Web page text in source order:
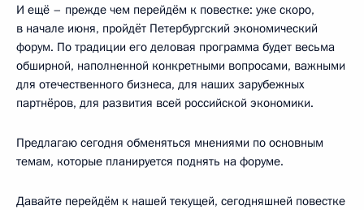
И ещё – прежде чем перейдём к повестке: уже скоро,
в начале июня, пройдёт Петербургский экономический
форум. По традиции его деловая программа будет весьма
обширной, наполненной конкретными вопросами, важными
для отечественного бизнеса, для наших зарубежных
партнёров, для развития всей российской экономики.
Предлагаю сегодня обменяться мнениями по основным
темам, которые планируется поднять на форуме.
Давайте перейдём к нашей текущей, сегодняшней повестке